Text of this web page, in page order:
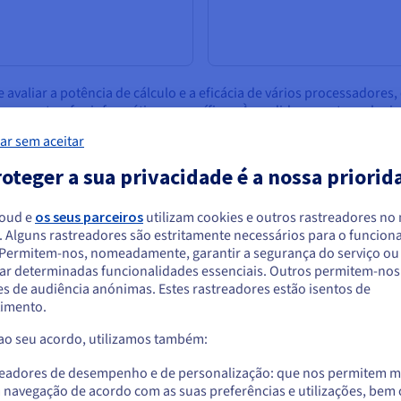
a potência de cálculo e a eficácia de vários
para tarefas informáticas específicas. À medida que a
de vírgula flutuante (tais como multiplicações, divisões, adições e
Esta medida é frequentemente utilizada na
Computing), ou então para as necessidades dos modelos de
que está localizado em Estados
encomendar a partir de Estados Unidos, terá de consultar e criar uma conta
do país em questão.
ao website do Estados Unidos
us.ovhcloud.com/
learn Inglês USD - $
sem aceitar
a sua privacidade é a nossa
eos seus parceiros utilizam cookies e outros rastreadores no
Alguns rastreadores são estritamente necessários para o
nos, nomeadamente, garantir a segurança do serviço ou
determinadas funcionalidades essenciais. Outros permitem-
de audiência anónimas. Estes rastreadores estão isentos de
seu acordo, utilizamos também:
de desempenho e de personalização: que nos permitem
navegação de acordo com as suas preferências e utilizações, bem